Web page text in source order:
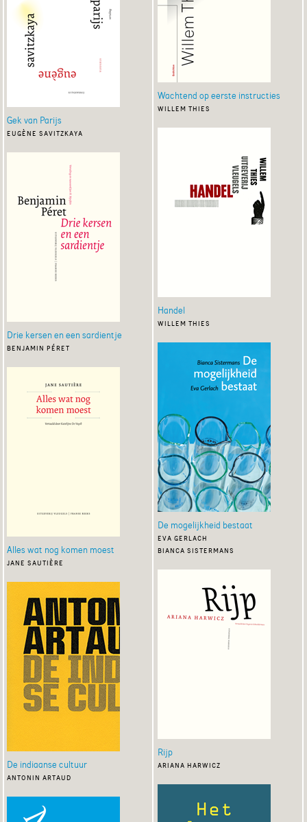
Gek van Parijs
eugène savitzkaya
Drie kersen en een sardientje
benjamin péret
Alles wat nog komen moest
jane sautière
De indiaanse cultuur
antonin artaud
Wachtend op eerste instructies
willem thies
Handel
willem thies
De mogelijkheid bestaat
eva gerlach
bianca sistermans
Rijp
ariana harwicz